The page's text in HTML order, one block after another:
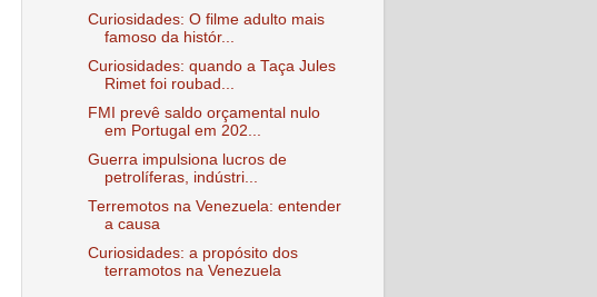
Curiosidades: O filme adulto mais
famoso da histór...
Curiosidades: quando a Taça Jules
Rimet foi roubad...
FMI prevê saldo orçamental nulo
em Portugal em 202...
Guerra impulsiona lucros de
petrolíferas, indústri...
Terremotos na Venezuela: entender
a causa
Curiosidades: a propósito dos
terramotos na Venezuela